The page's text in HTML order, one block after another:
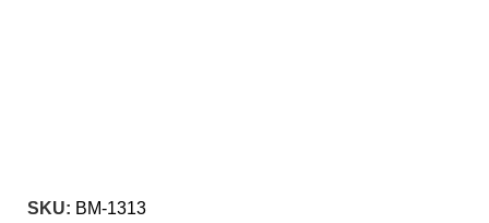
SKU: BM-1313